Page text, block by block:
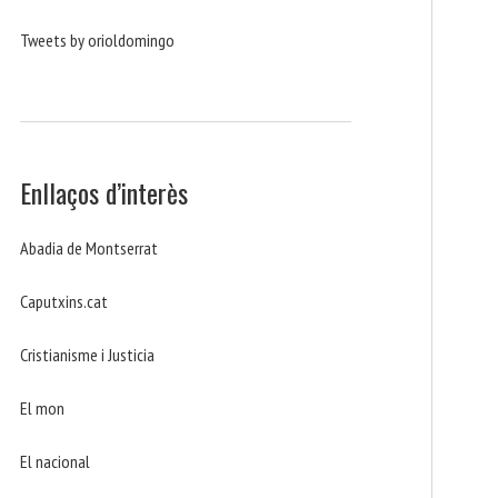
Tweets by orioldomingo
Enllaços d’interès
Abadia de Montserrat
Caputxins.cat
Cristianisme i Justicia
El mon
El nacional